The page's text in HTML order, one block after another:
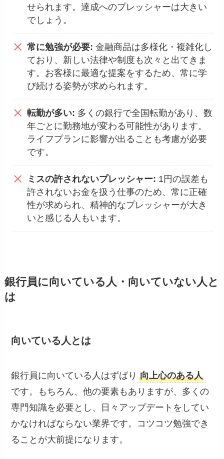
せられます。達成へのプレッシャーは大きい
でしょう。
常に勉強が必要: 金融商品は多様化・複雑化し
ており、新しい法律や制度も次々と出てきま
す。お客様に最適な提案をするため、常に学
び続ける姿勢が求められます。
転勤が多い: 多くの銀行で全国転勤があり、数
年ごとに勤務地が変わる可能性があります。
ライフプランに影響が出ることも考慮が必要
です。
ミスの許されないプレッシャー: 1円の誤差も
許されないお金を扱う仕事のため、常に正確
性が求められ、精神的なプレッシャーが大き
いと感じる人もいます。
銀行員に向いている人・向いていない人と
は
向いている人とは
銀行員に向いている人はずばり 向上心のある人
です。もちろん、他の要素もありますが、多くの
専門知識を必要とし、日々アップデートをしてい
かなければならない業界です。コツコツ勉強でき
ることが大前提になります。